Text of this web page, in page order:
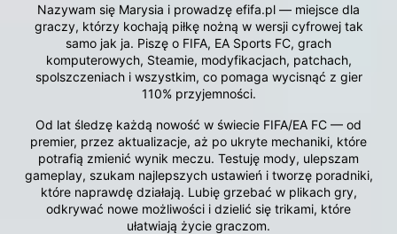
Nazywam się Marysia i prowadzę efifa.pl — miejsce dla
graczy, którzy kochają piłkę nożną w wersji cyfrowej tak
samo jak ja. Piszę o FIFA, EA Sports FC, grach
komputerowych, Steamie, modyfikacjach, patchach,
spolszczeniach i wszystkim, co pomaga wycisnąć z gier
110% przyjemności.
Od lat śledzę każdą nowość w świecie FIFA/EA FC — od
premier, przez aktualizacje, aż po ukryte mechaniki, które
potrafią zmienić wynik meczu. Testuję mody, ulepszam
gameplay, szukam najlepszych ustawień i tworzę poradniki,
które naprawdę działają. Lubię grzebać w plikach gry,
odkrywać nowe możliwości i dzielić się trikami, które
ułatwiają życie graczom.